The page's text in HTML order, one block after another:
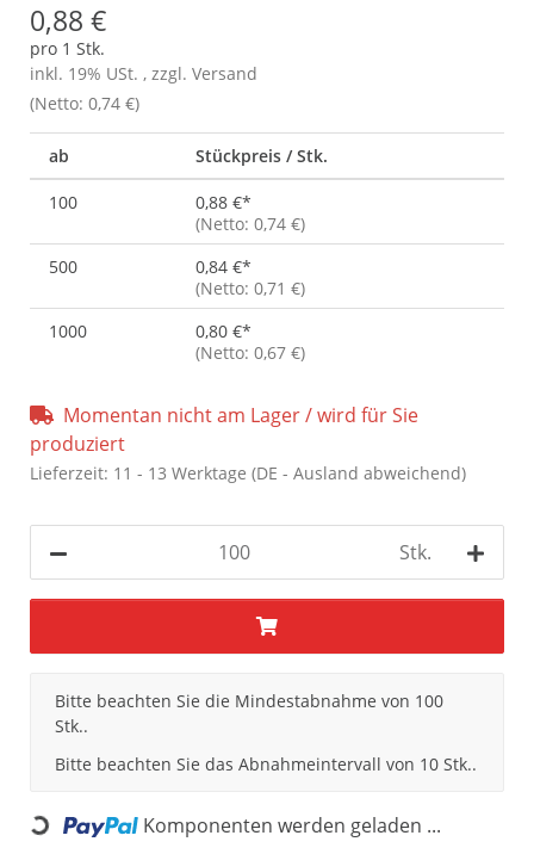
0,88 €
pro 1 Stk.
inkl. 19% USt. , zzgl. Versand
(Netto: 0,74 €)
ab Stückpreis / Stk.
100 0,88 €*
(Netto: 0,74 €)
500
0,84 €*
(Netto: 0,71 €)
1000
0,80 €*
(Netto: 0,67 €)
Momentan nicht am Lager / wird für Sie
produziert
Lieferzeit: 11 - 13 Werktage (DE - Ausland abweichend)
Stk.
x
Bitte beachten Sie die Mindestabnahme von 100
Stk..
Bitte beachten Sie das Abnahmeintervall von 10 Stk..
Komponenten werden geladen ...